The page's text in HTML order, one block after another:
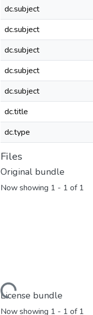
dc.subject
dc.subject
dc.subject
dc.subject
dc.subject
dc.title
dc.type
Files
Original bundle
Now showing 1 - 1 of 1
Loading...
License bundle
Now showing 1 - 1 of 1